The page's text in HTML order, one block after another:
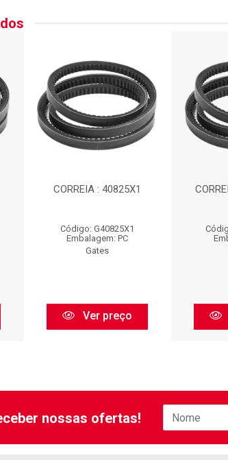
CORREIA : 40825X1
Código: G40825X1
Embalagem: PC
Gates
Ver preço
nossas ofertas!